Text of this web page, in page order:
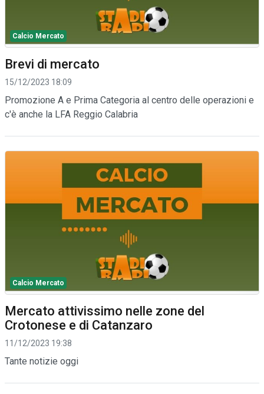
Calcio Mercato
Brevi di mercato
15/12/2023 18:09
Promozione A e Prima Categoria al centro delle operazioni e
c'è anche la LFA Reggio Calabria
Calcio Mercato
Mercato attivissimo nelle zone del
Crotonese e di Catanzaro
11/12/2023 19:38
Tante notizie oggi